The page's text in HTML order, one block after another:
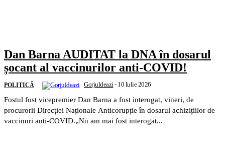
Dan Barna AUDITAT la DNA în dosarul
șocant al vaccinurilor anti‑COVID!
POLITICĂ Gorjuldeazi - 10 Iulie 2026
Fostul fost vicepremier Dan Barna a fost interogat, vineri, de
procurorii Direcției Naționale Anticorupție în dosarul achizițiilor de
vaccinuri anti-COVID.„Nu am mai fost interogat...